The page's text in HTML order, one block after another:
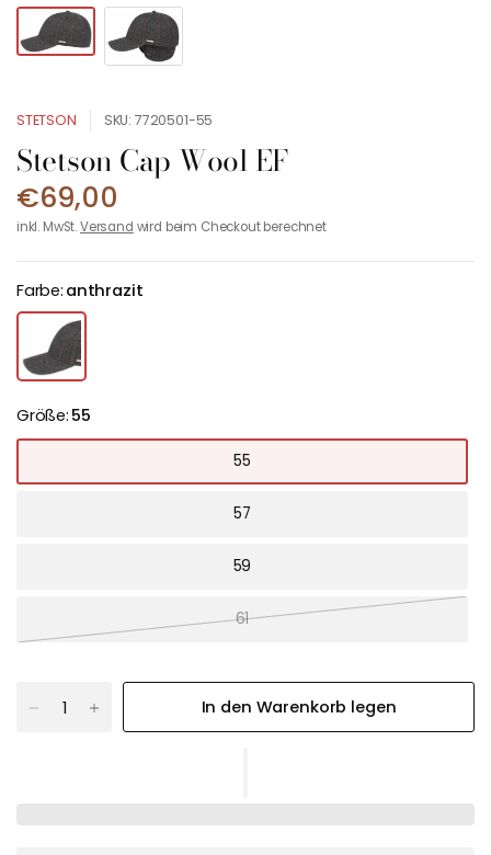
STETSON SKU: 7720501-55
Stetson Cap Wool EF
€69,00
inkl. MwSt.Versand wird beim Checkout berechnet
Farbe: anthrazit
Größe: 55
55
57
59
61
In den Warenkorb legen